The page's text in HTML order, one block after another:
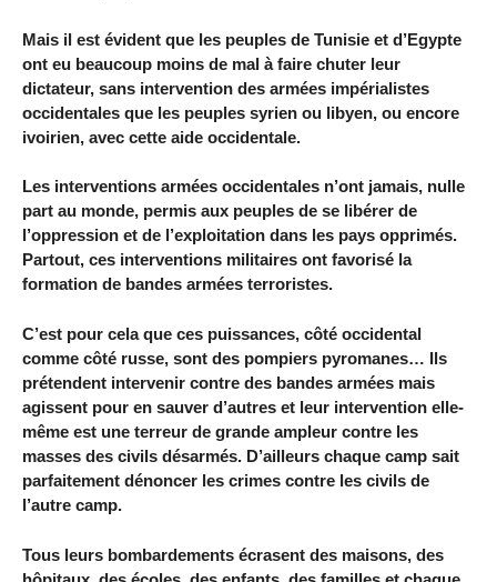
Mais il est évident que les peuples de Tunisie et d’Egypte
ont eu beaucoup moins de mal à faire chuter leur
dictateur, sans intervention des armées impérialistes
occidentales que les peuples syrien ou libyen, ou encore
ivoirien, avec cette aide occidentale.
Les interventions armées occidentales n’ont jamais, nulle
part au monde, permis aux peuples de se libérer de
l’oppression et de l’exploitation dans les pays opprimés.
Partout, ces interventions militaires ont favorisé la
formation de bandes armées terroristes.
C’est pour cela que ces puissances, côté occidental
comme côté russe, sont des pompiers pyromanes… Ils
prétendent intervenir contre des bandes armées mais
agissent pour en sauver d’autres et leur intervention elle-
même est une terreur de grande ampleur contre les
masses des civils désarmés. D’ailleurs chaque camp sait
parfaitement dénoncer les crimes contre les civils de
l’autre camp.
Tous leurs bombardements écrasent des maisons, des